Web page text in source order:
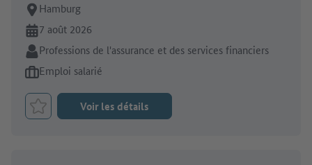
Lieu de travail:
Hamburg
En ligne depuis:
7 août 2026
Secteur:
Professions de l'assurance et des services financiers
Type d'offre d'emploi:
Emploi salarié
Retenir le job
Voir les détails